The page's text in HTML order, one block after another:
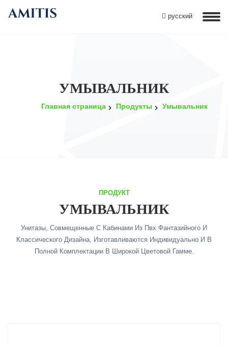
русский
УМЫВАЛЬНИК
Главная страница Продукты Умывальник
ПРОДУКТ
УМЫВАЛЬНИК
Унитазы, Совмещенные С Кабинами Из Пвх Фантазийного И
Классического Дизайна, Изготавливаются Индивидуально И В
Полной Комплектации В Широкой Цветовой Гамме.